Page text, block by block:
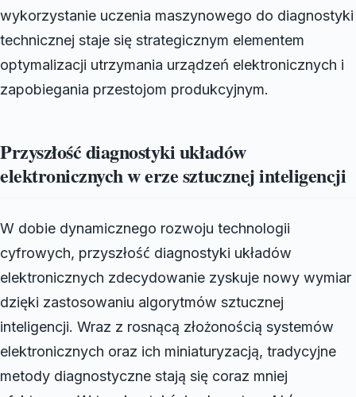
wykorzystanie uczenia maszynowego do diagnostyki
technicznej staje się strategicznym elementem
optymalizacji utrzymania urządzeń elektronicznych i
zapobiegania przestojom produkcyjnym.
Przyszłość diagnostyki układów
elektronicznych w erze sztucznej inteligencji
W dobie dynamicznego rozwoju technologii
cyfrowych, przyszłość diagnostyki układów
elektronicznych zdecydowanie zyskuje nowy wymiar
dzięki zastosowaniu algorytmów sztucznej
inteligencji. Wraz z rosnącą złożonością systemów
elektronicznych oraz ich miniaturyzacją, tradycyjne
metody diagnostyczne stają się coraz mniej